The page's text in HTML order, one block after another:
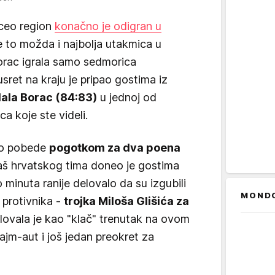
region konačno je odigran u
to možda i najbolja utakmica u
igrala samo sedmorica
na kraju je pripao gostima iz
Borac (84:83) u jednoj od
koje ste videli.
pobede pogotkom za dva poena
hrvatskog tima doneo je gostima
ranije delovalo da su izgubili
protivnika - trojka Miloša Glišića za
je kao "klač" trenutak na ovom
aut i još jedan preokret za